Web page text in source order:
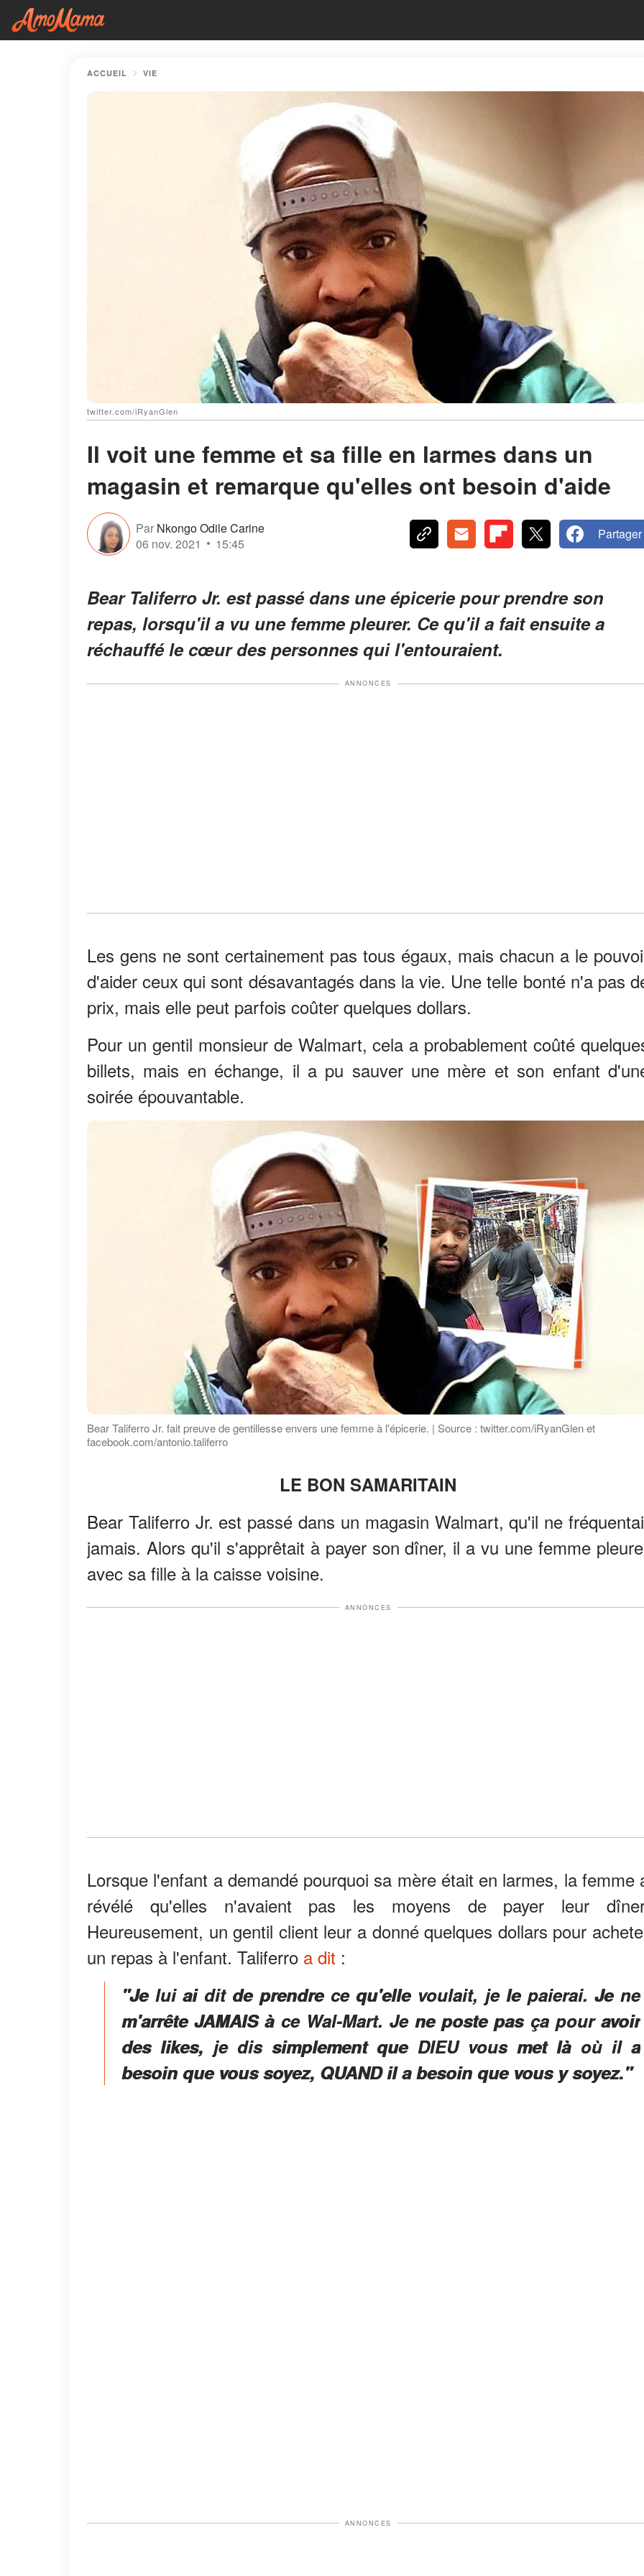
ACCUEIL VIE
twitter.com/iRyanGlen
Il voit une femme et sa fille en larmes dans un
magasin et remarque qu'elles ont besoin d'aide
Par Nkongo Odile Carine
06 nov. 2021
15:45
Partager
Bear Taliferro Jr. est passé dans une épicerie pour prendre son
repas, lorsqu'il a vu une femme pleurer. Ce qu'il a fait ensuite a
réchauffé le cœur des personnes qui l'entouraient.
ANNONCES
Les gens ne sont certainement pas tous égaux, mais chacun a le
d'aider ceux qui sont désavantagés dans la vie. Une telle bonté n'a pas
prix, mais elle peut parfois coûter quelques dollars.
Pour un gentil monsieur de Walmart, cela a probablement coûté
billets, mais en échange, il a pu sauver une mère et son enfant
soirée épouvantable.
Bear Taliferro Jr. fait preuve de gentillesse envers une femme à l'épicerie. | Source : twitter.com/iRyanGlen et
facebook.com/antonio.taliferro
LE BON SAMARITAIN
Bear Taliferro Jr. est passé dans un magasin Walmart, qu'il ne
jamais. Alors qu'il s'apprêtait à payer son dîner, il a vu une femme
avec sa fille à la caisse voisine.
ANNONCES
Lorsque l'enfant a demandé pourquoi sa mère était en larmes, la femme
révélé qu'elles n'avaient pas les moyens de payer leur
Heureusement, un gentil client leur a donné quelques dollars pour
un repas à l'enfant. Taliferro a dit :
"Je lui ai dit de prendre ce qu'elle voulait, je le paierai. Je ne
m'arrête JAMAIS à ce Wal-Mart. Je ne poste pas ça pour avoir
des likes, je dis simplement que DIEU vous met là où il a
besoin que vous soyez, QUAND il a besoin que vous y soyez."
ANNONCES